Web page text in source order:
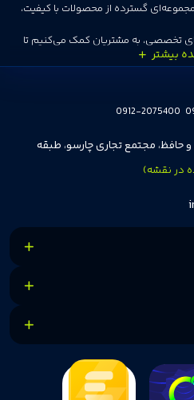
گسترده از محصولات با کیفیت،
تخصصی، به مشتریان کمک می‌کنیم تا
باشند. تهران اسپیکر با تجربه‌ای بیش از
خریدی آسان، سریع و مطمئن تمرکز دارد تا
خود لذت ببرند. ما به رضایت و اعتماد
تا بهترین‌ها را برای آن‌ها فراهم
کنیم.
0912-2075400
و حافظ، مجتمع تجاری چارسو، طبقه
در نقشه)